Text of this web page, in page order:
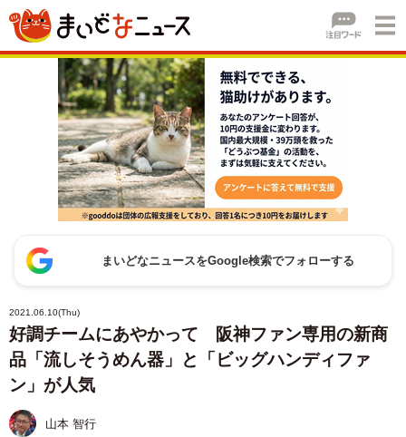
まいどなニュースをGoogle検索でフォローする
2021.06.10(Thu)
好調チームにあやかって 阪神ファン専用の新商
品「流しそうめん器」と「ビッグハンディファ
ン」が人気
山本 智行